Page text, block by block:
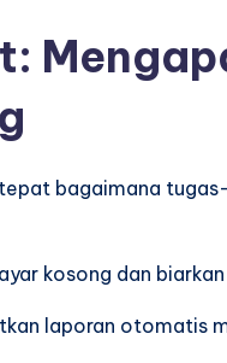
bagaimana
kosong dan
laporan otomatis